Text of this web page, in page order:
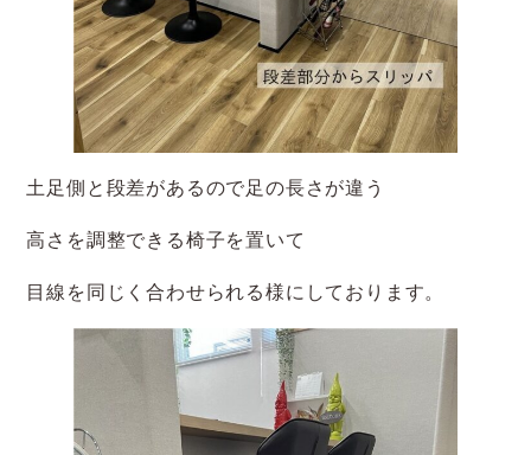
土足側と段差があるので足の長さが違う
高さを調整できる椅子を置いて
目線を同じく合わせられる様にしております。